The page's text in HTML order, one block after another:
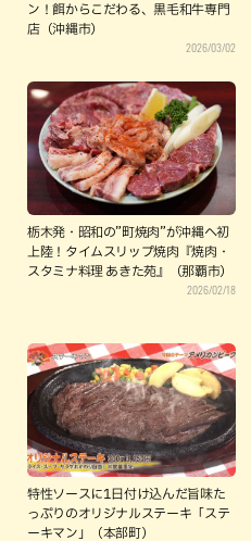
ン！餌からこだわる、黒毛和牛専門
店（沖縄市）
2026/03/02
栃木発・昭和の”町焼肉”が沖縄へ初
上陸！タイムスリップ焼肉『焼肉・
スタミナ料理 あきた苑』（那覇市）
2026/02/18
特性ソースに1日付け込んだ旨味た
っぷりのオリジナルステーキ「ステ
ーキマン」（本部町）